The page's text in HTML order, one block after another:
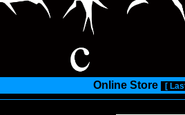
Online Store [